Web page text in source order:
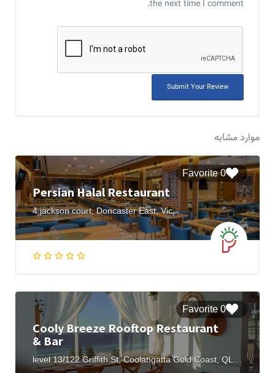
the next time I comment.
موارد مشابه
0 Favorite
Persian Halal Restaurant
4 jackson court, Doncaster East, Vic
0 Favorite
Cooly Breeze Rooftop Restaurant
& Bar
level 13/122 Griffith St, Coolangatta Gold Coast, QLD 4225, Australia